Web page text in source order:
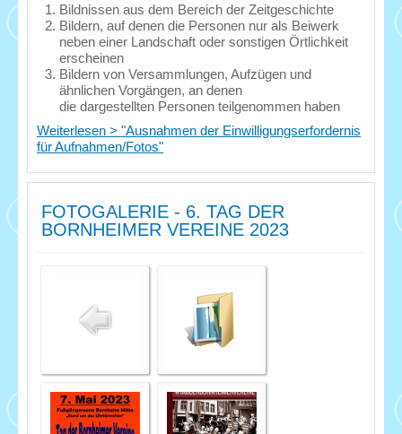
Bildnissen aus dem Bereich der Zeitgeschichte
Bildern, auf denen die Personen nur als Beiwerk
neben einer Landschaft oder sonstigen Örtlichkeit
erscheinen
Bildern von Versammlungen, Aufzügen und
ähnlichen Vorgängen, an denen
die dargestellten Personen teilgenommen haben
Weiterlesen > "Ausnahmen der Einwilligungserfordernis
für Aufnahmen/Fotos"
FOTOGALERIE - 6. TAG DER
BORNHEIMER VEREINE 2023